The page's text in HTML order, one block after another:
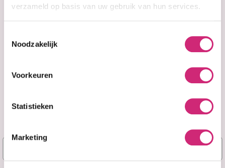
verzameld op basis van uw gebruik van hun services.
Noodzakelijk
Voorkeuren
Statistieken
Marketing
Africa's Best Kids
Organics Soft
Hairdress (114g)
With Scalpguard
Naam